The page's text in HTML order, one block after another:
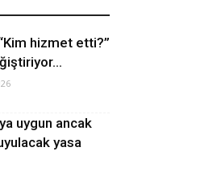
hizmet etti?”
uygun ancak
yasa